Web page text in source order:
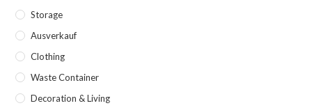
Storage
Ausverkauf
Clothing
Waste Container
Decoration & Living